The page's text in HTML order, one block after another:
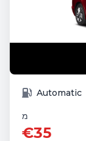
Automatic
מ
€35